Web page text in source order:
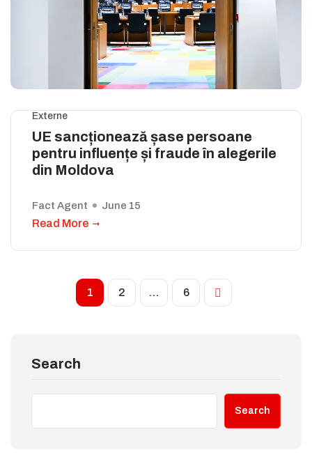
Externe
UE sancționează șase persoane
pentru influențe și fraude în alegerile
din Moldova
Fact Agent June 15
Read More
1 2 … 6
Search
Search